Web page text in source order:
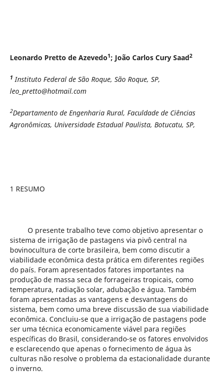
Leonardo Pretto de Azevedo1; João Carlos Cury Saad2
1 Instituto Federal de São Roque, São Roque, SP,
leo_pretto@hotmail.com
2Departamento de Engenharia Rural, Faculdade de Ciências
Agronômicas, Universidade Estadual Paulista, Botucatu, SP,
1 RESUMO
O presente trabalho teve como objetivo apresentar o
sistema de irrigação de pastagens via pivô central na
bovinocultura de corte brasileira, bem como discutir a
viabilidade econômica desta prática em diferentes regiões
do país. Foram apresentados fatores importantes na
produção de massa seca de forrageiras tropicais, como
temperatura, radiação solar, adubação e água. Também
foram apresentadas as vantagens e desvantagens do
sistema, bem como uma breve discussão de sua viabilidade
econômica. Concluiu-se que a irrigação de pastagens pode
ser uma técnica economicamente viável para regiões
específicas do Brasil, considerando-se os fatores envolvidos
e esclarecendo que apenas o fornecimento de água às
culturas não resolve o problema da estacionalidade durante
o inverno.